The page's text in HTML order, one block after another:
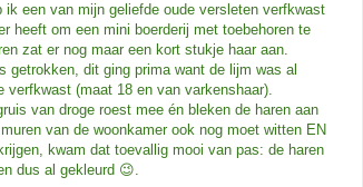
een van mijn geliefde oude versleten verfkwast
heeft om een mini boerderij met toebehoren te
zat er nog maar een kort stukje haar aan.
getrokken, dit ging prima want de lijm was al
verfkwast (maat 18 en van varkenshaar).
van droge roest mee én bleken de haren aan
van de woonkamer ook nog moet witten EN
kwam dat toevallig mooi van pas: de haren
dus al gekleurd 😉.